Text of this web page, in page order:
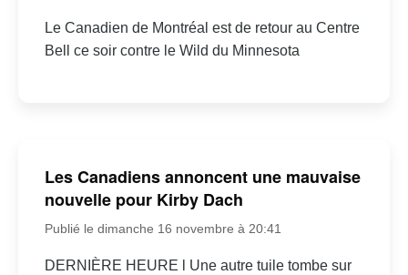
Le Canadien de Montréal est de retour au Centre
Bell ce soir contre le Wild du Minnesota
Les Canadiens annoncent une mauvaise
nouvelle pour Kirby Dach
Publié le dimanche 16 novembre à 20:41
DERNIÈRE HEURE l Une autre tuile tombe sur